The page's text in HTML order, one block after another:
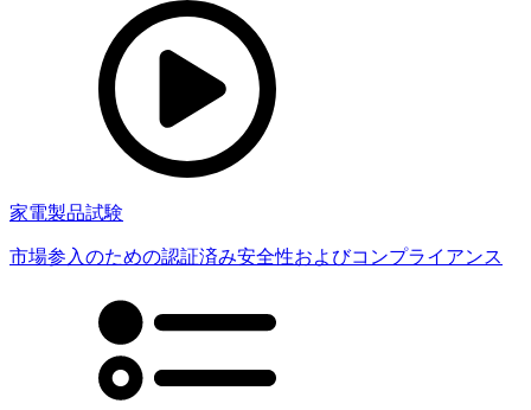
家電製品試験
市場参入のための認証済み安全性およびコンプライアンス